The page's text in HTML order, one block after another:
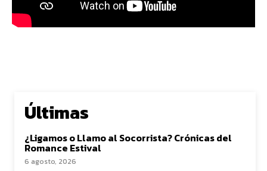
Últimas
¿Ligamos o Llamo al Socorrista? Crónicas del
Romance Estival
6 agosto, 2026